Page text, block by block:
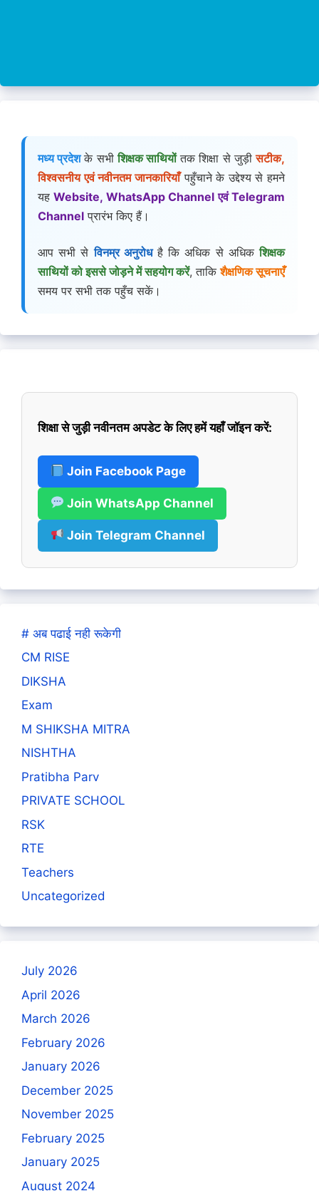
मध्य प्रदेशके सभीशिक्षक साथियोंतक शिक्षा से जुड़ीसटीक,
विश्वसनीय एवं नवीनतम जानकारियाँपहुँचाने के उद्देश्य से हमने
यहWebsite, WhatsApp Channel एवं Telegram
Channel प्रारंभ किए हैं।
आप सभी सेविनम्र अनुरोधहै कि अधिक से अधिकशिक्षक
साथियों को इससे जोड़ने में सहयोग करें, ताकिशैक्षणिक सूचनाएँ
समय पर सभी तक पहुँच सकें।
शिक्षा से जुड़ी नवीनतम अपडेट के लिए हमें यहाँ जॉइन करें:
Join Facebook Page
Join WhatsApp Channel
Join Telegram Channel
# अब पढाई नही रूकेगी
CM RISE
DIKSHA
Exam
M SHIKSHA MITRA
NISHTHA
Pratibha Parv
PRIVATE SCHOOL
RSK
RTE
Teachers
Uncategorized
July 2026
April 2026
March 2026
February 2026
January 2026
December 2025
November 2025
February 2025
January 2025
August 2024